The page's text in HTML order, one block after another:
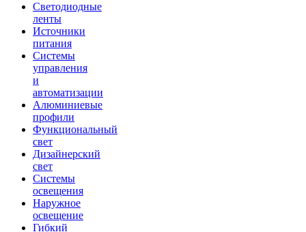
Светодиодные
ленты
Источники
питания
Системы
управления
и
автоматизации
Алюминиевые
профили
Функциональный
свет
Дизайнерский
свет
Системы
освещения
Наружное
освещение
Гибкий